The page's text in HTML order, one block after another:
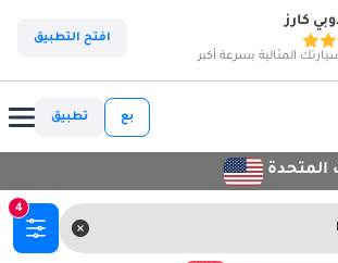
كارز
المثالية بسرعة أكبر
افتح التطبيق
بع تطبيق
المتحدة
4